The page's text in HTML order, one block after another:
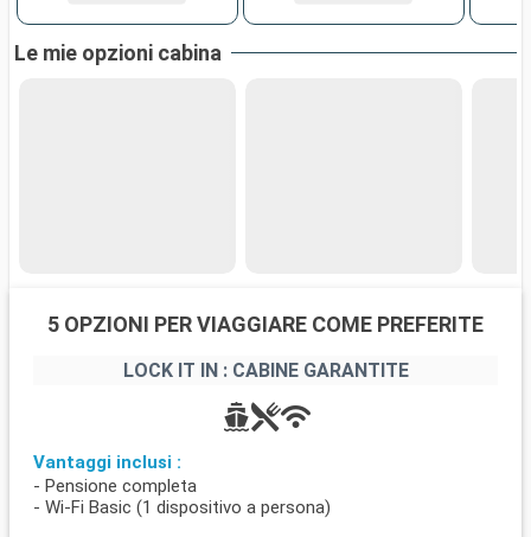
Le mie opzioni cabina
5 OPZIONI PER VIAGGIARE COME PREFERITE
LOCK IT IN : CABINE GARANTITE
Vantaggi inclusi :
- Pensione completa
- Wi-Fi Basic (1 dispositivo a persona)